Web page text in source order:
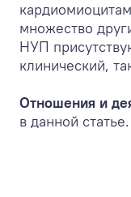
множество
НУП
клинический,
Отношения и
в данной статье.